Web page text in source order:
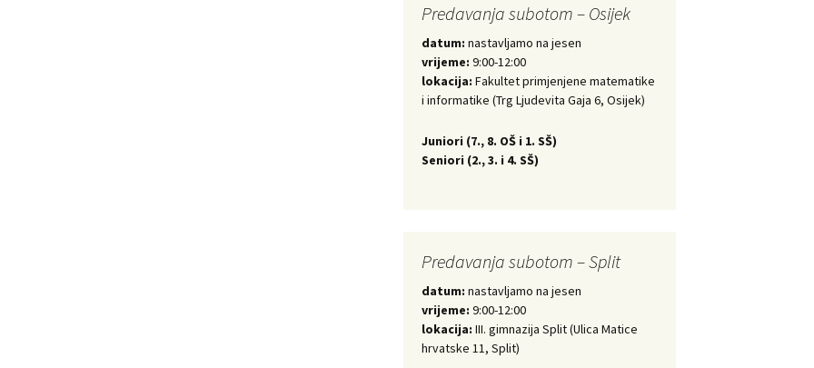
Predavanja subotom – Osijek
datum: nastavljamo na jesen
vrijeme: 9:00-12:00
lokacija: Fakultet primjenjene matematike
i informatike (Trg Ljudevita Gaja 6, Osijek)
Juniori (7., 8. OŠ i 1. SŠ)
Seniori (2., 3. i 4. SŠ)
Predavanja subotom – Split
datum: nastavljamo na jesen
vrijeme: 9:00-12:00
lokacija: III. gimnazija Split (Ulica Matice
hrvatske 11, Split)